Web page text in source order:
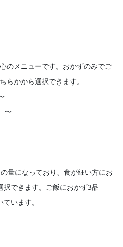
のメニューです。おかずのみでご
らかから選択できます。
〜
量になっており、食が細い方にお
できます。ご飯におかず3品
います。